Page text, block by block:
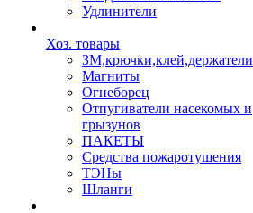
Удлинители
Хоз. товары
ЗМ,крючки,клей,держатели
Магниты
Огнеборец
Отпугиватели насекомых и
грызунов
ПАКЕТЫ
Средства пожаротушения
ТЭНы
Шланги